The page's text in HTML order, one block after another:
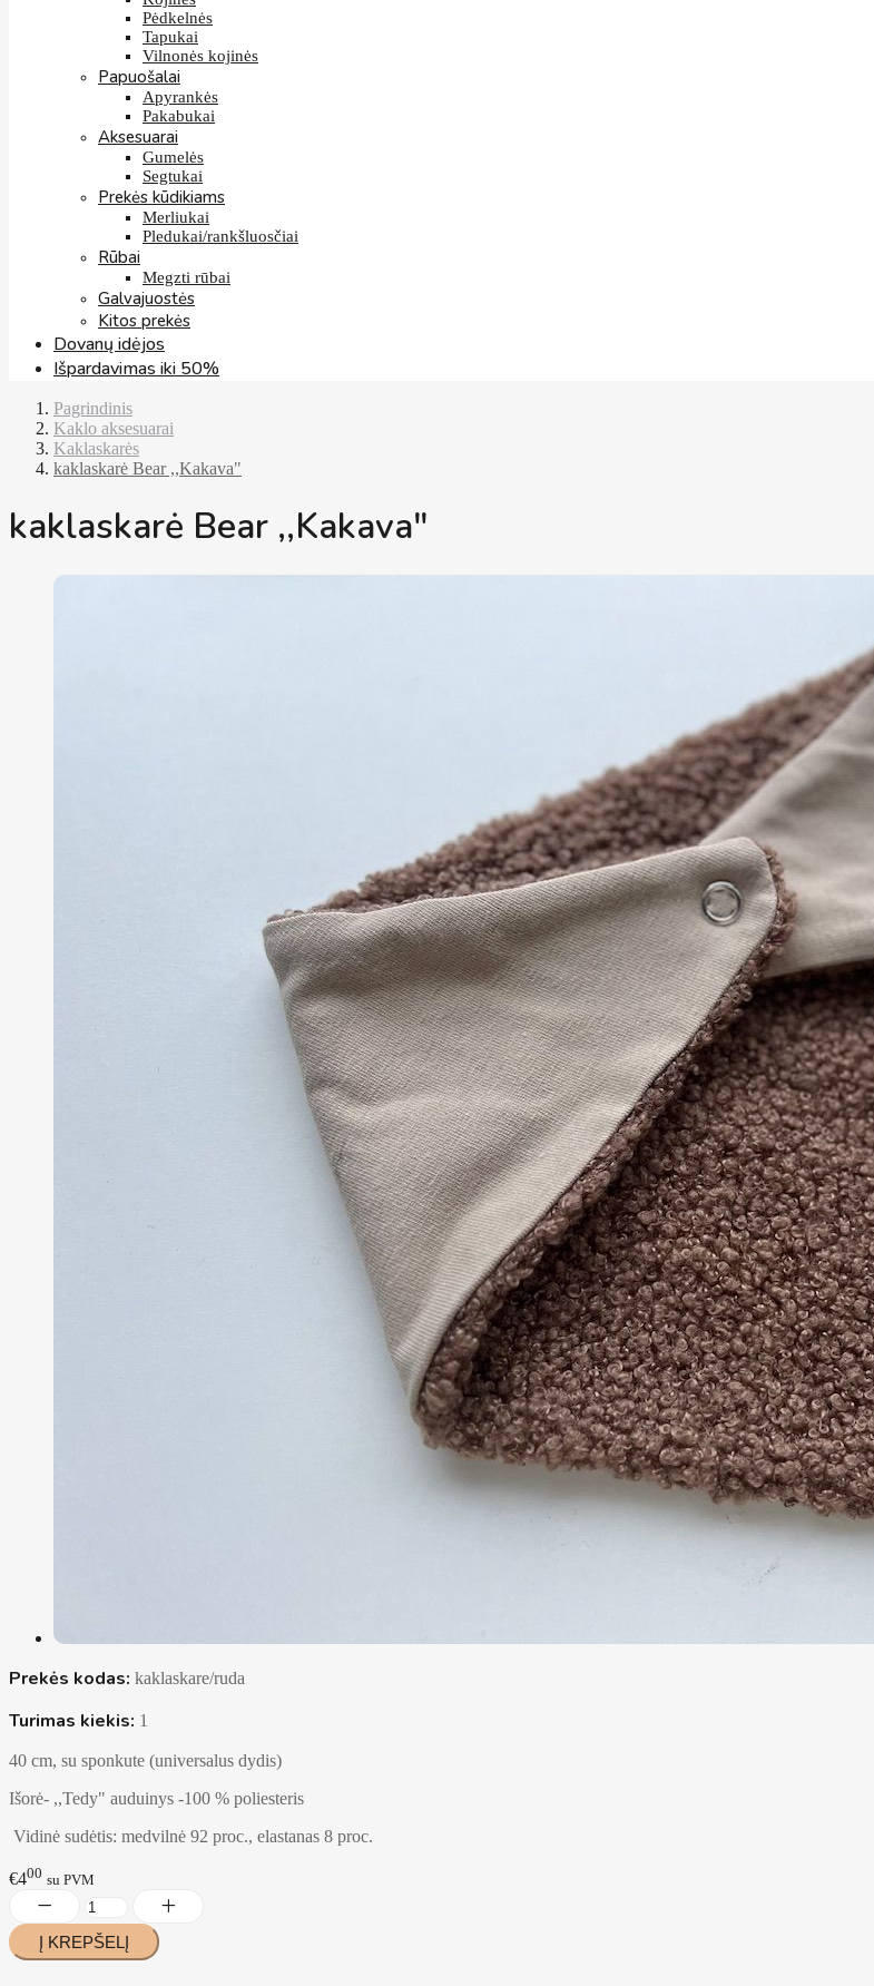
Pėdkelnės
Tapukai
Vilnonės kojinės
Papuošalai
Apyrankės
Pakabukai
Aksesuarai
Gumelės
Segtukai
Prekės kūdikiams
Merliukai
Pledukai/rankšluosčiai
Rūbai
Megzti rūbai
Galvajuostės
Kitos prekės
Dovanų idėjos
Išpardavimas iki 50%
Pagrindinis
Kaklo aksesuarai
Kaklaskarės
kaklaskarė Bear ,,Kakava"
kaklaskarė Bear ,,Kakava"
Prekės kodas: kaklaskare/ruda
Turimas kiekis: 1
40 cm, su sponkute (universalus dydis)
Išorė- ,,Tedy" auduinys -100 % poliesteris
Vidinė sudėtis: medvilnė 92 proc., elastanas 8 proc.
€400 su PVM